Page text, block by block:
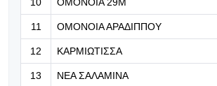
10 ΟΜΟΝΟΙΑ 29Μ
11 ΟΜΟΝΟΙΑ ΑΡΑΔΙΠΠΟΥ
12 ΚΑΡΜΙΩΤΙΣΣΑ
13 ΝΕΑ ΣΑΛΑΜΙΝΑ